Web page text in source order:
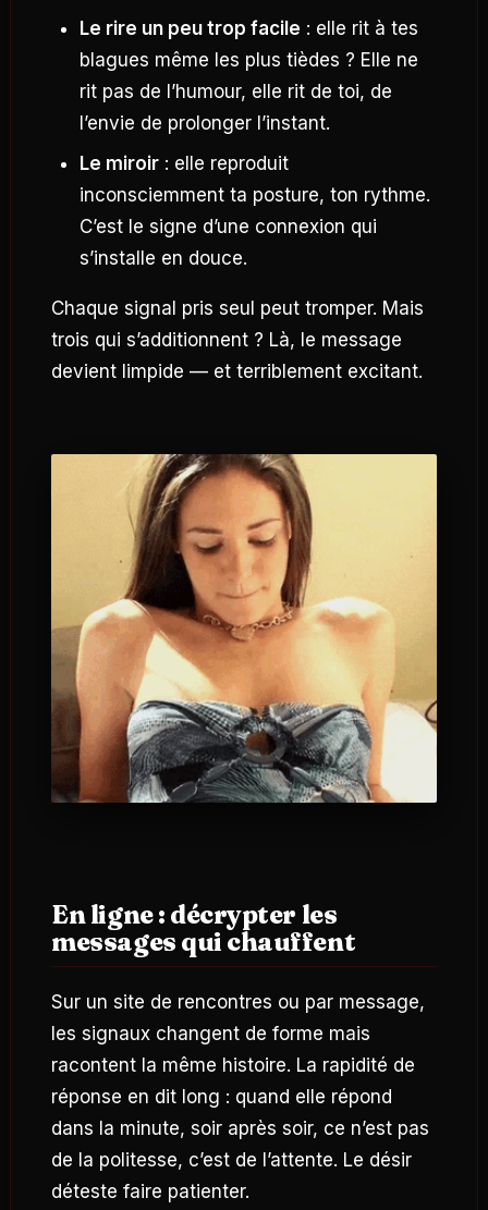
Le rire un peu trop facile : elle rit à tes
blagues même les plus tièdes ? Elle ne
rit pas de l’humour, elle rit de toi, de
l’envie de prolonger l’instant.
Le miroir: elle reproduit
inconsciemment ta posture, ton rythme.
C’est le signe d’une connexion qui
s’installe en douce.
Chaque signal pris seul peut tromper. Mais
trois qui s’additionnent ? Là, le message
devient limpide — et terriblement excitant.
En ligne : décrypter les
messages qui chauffent
Sur un site de rencontres ou par message,
les signaux changent de forme mais
racontent la même histoire. La rapidité de
réponse en dit long : quand elle répond
dans la minute, soir après soir, ce n’est pas
de la politesse, c’est de l’attente. Le désir
déteste faire patienter.